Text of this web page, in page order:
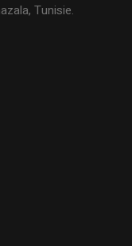
Tunisie.